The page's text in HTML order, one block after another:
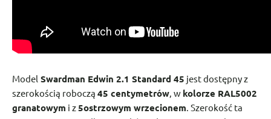
Model Swardman Edwin 2.1 Standard 45 jest dostępny z
szerokością roboczą 45 centymetrów, w kolorze RAL5002
granatowym i z5ostrzowym wrzecionem. Szerokość ta